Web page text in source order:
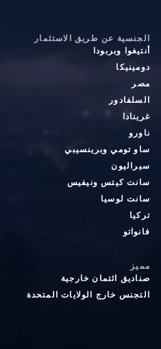
الجنسية عن طريق الاستثمار
أنتيغوا وبربودا
دومينيكا
مصر
السلفادور
غرينادا
ناورو
ساو تومي وبرينسيبي
سيراليون
سانت كيتس ونيفيس
سانت لوسيا
تركيا
فانواتو
مميز
صناديق ائتمان خارجية
التجنس خارج الولايات المتحدة